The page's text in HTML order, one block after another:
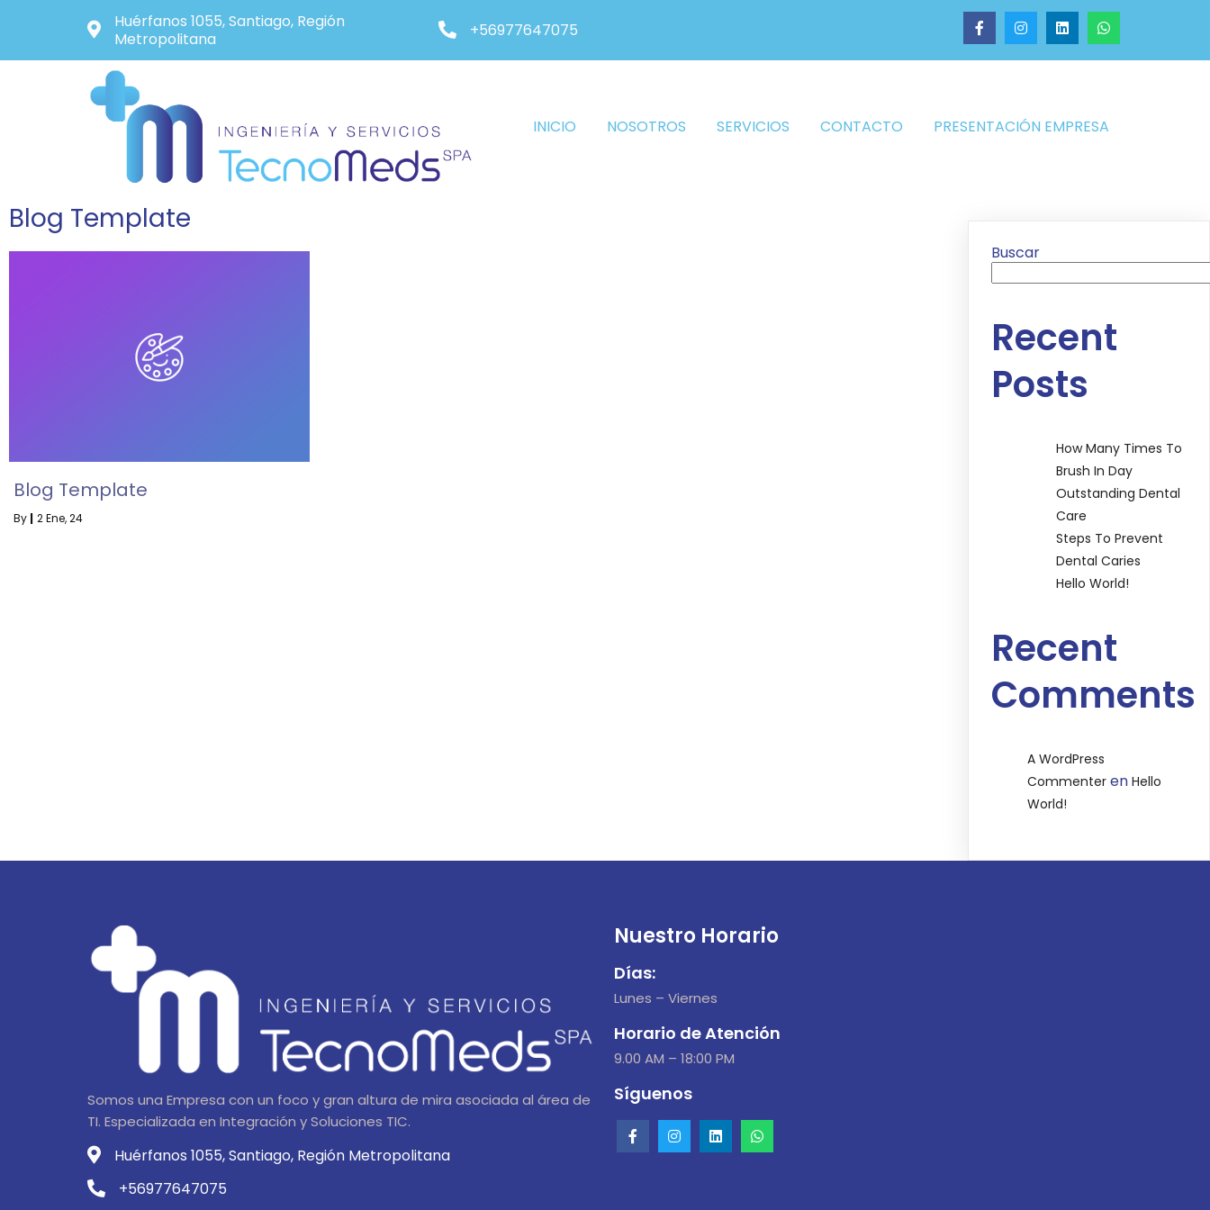
Huérfanos 1055, Santiago, Región
Metropolitana
+56977647075
INICIO NOSOTROS SERVICIOS CONTACTO PRESENTACIÓN EMPRESA
Blog Template
Blog Template
By | 2Ene, 24
Buscar
Recent
Posts
How Many Times To
Brush In Day
Outstanding Dental
Care
Steps To Prevent
Dental Caries
Hello World!
Recent
Comments
A WordPress
Commenter enHello
World!
Somos una Empresa con un foco y gran altura de mira asociada al área de
TI. Especializada en Integración y Soluciones TIC.
Huérfanos 1055, Santiago, Región Metropolitana
+56977647075
Nuestro Horario
Días:
Lunes – Viernes
Horario de Atención
9.00 AM – 18:00 PM
Síguenos